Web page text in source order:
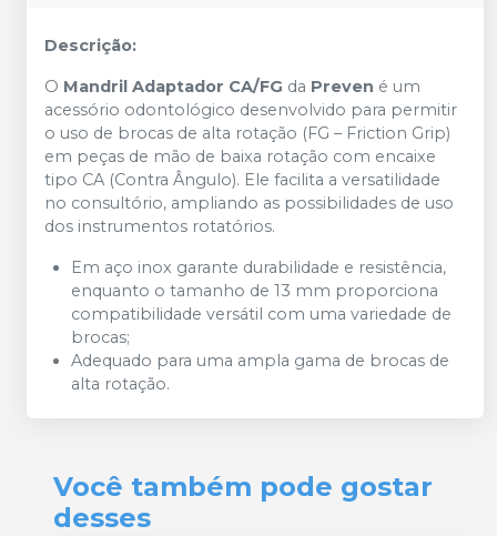
Descrição:
O Mandril Adaptador CA/FG da Preven é um
acessório odontológico desenvolvido para permitir
o uso de brocas de alta rotação (FG – Friction Grip)
em peças de mão de baixa rotação com encaixe
tipo CA (Contra Ângulo). Ele facilita a versatilidade
no consultório, ampliando as possibilidades de uso
dos instrumentos rotatórios.
Em aço inox garante durabilidade e resistência,
enquanto o tamanho de 13 mm proporciona
compatibilidade versátil com uma variedade de
brocas;
Adequado para uma ampla gama de brocas de
alta rotação.
Você também pode gostar
desses